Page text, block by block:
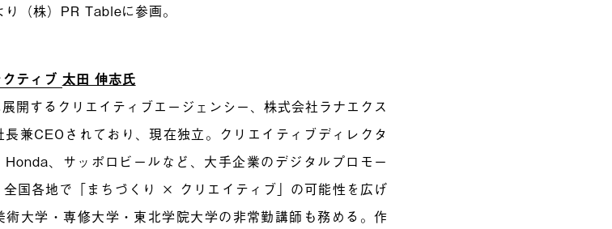
（株）PR Tableに参画。
ティブ 太田 伸志氏
開するクリエイティブエージェンシー、株式会社ラナエクス
長兼CEOされており、現在独立。クリエイティブディレクタ
、サッポロビールなど、大手企業のデジタルプロモー
全国各地で「まちづくり × クリエイティブ」の可能性を広げ
術大学・専修大学・東北学院大学の非常勤講師も務める。作